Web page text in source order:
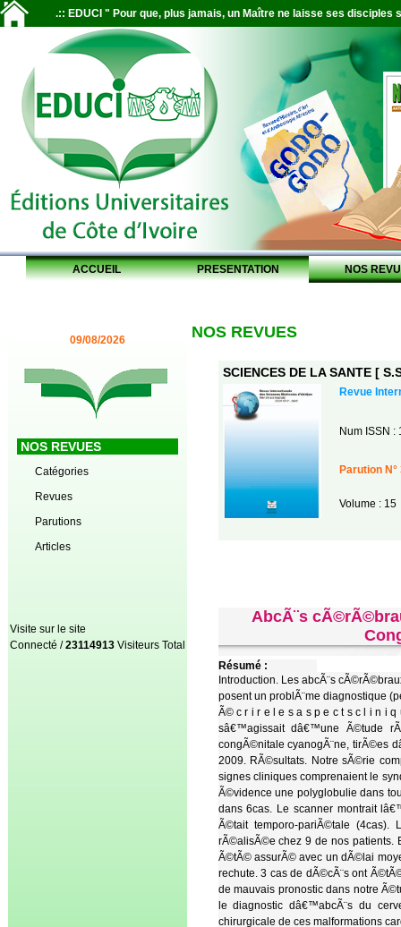
.:: EDUCI " Pour que, plus jamais, un Maître ne laisse ses disciples
ACCUEIL PRESENTATION NOS
09/08/2026
NOS REVUES
Catégories
Revues
Parutions
Articles
Visite sur le site
Connecté /23114913 Visiteurs Total
NOS REVUES
SCIENCES DE LA SANTE [
Revue
Num ISSN :
Parution N°
Volume : 15
AbcÃ¨s
Résumé :
Introduction. Les abcÃ¨s
posent un problÃ¨me diagnostique
Ã© c r i r e l e s a s p e c t s c l i n i
sâ€™agissait dâ€™une Ã©tude
congÃ©nitale cyanogÃ¨ne, tirÃ©es
2009. RÃ©sultats. Notre sÃ©rie
signes cliniques comprenaient le
Ã©vidence une polyglobulie dans
dans 6cas. Le scanner montrait
Ã©tait temporo-pariÃ©tale (4cas).
rÃ©alisÃ©e chez 9 de nos
Ã©tÃ© assurÃ© avec un dÃ©lai
rechute. 3 cas de dÃ©cÃ¨s ont
de mauvais pronostic dans notre
le diagnostic dâ€™abcÃ¨s du
chirurgicale de ces malformations